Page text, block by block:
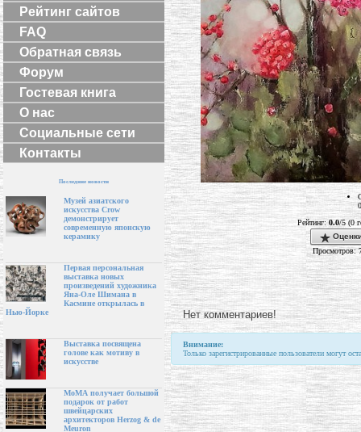
Рейтинг сайтов
FAQ
Обратная связь
Форум
Гостевая книга
О нас
Социальные сети
Контакты
Последние новости
Музей азиатского
искусства Crow
демонстрирует
современную японскую
керамику
Первая персональная
выставка новых
произведений художника
Яна-Оле Шимана в
Касмине открылась в
Нью-Йорке
Выставка посвящена
голове как мотиву в
искусстве
МоМА получает большой
подарок от работ
швейцарских
архитекторов Herzog & de
Meuron
Рейтинг:0.0/5 (0
Просмотров:
Нет комментариев!
Внимание:
Только зарегистрированные пользователи могут